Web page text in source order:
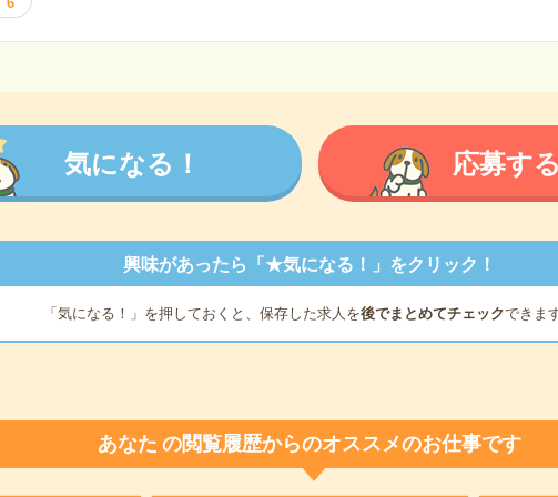
気になる！ 応募す
興味があったら「★気になる！」をクリック！
「気になる！」を押しておくと、保存した求人を後でまとめてチェックできま
あなた の閲覧履歴からのオススメのお仕事です